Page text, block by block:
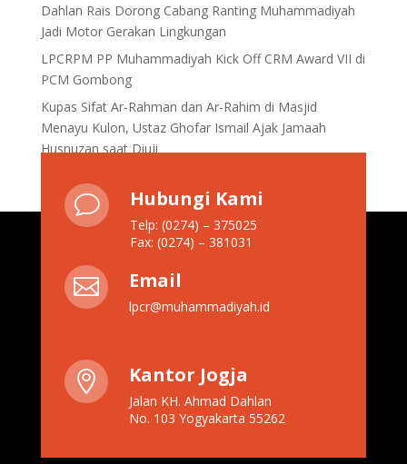
Dahlan Rais Dorong Cabang Ranting Muhammadiyah
Jadi Motor Gerakan Lingkungan
LPCRPM PP Muhammadiyah Kick Off CRM Award VII di
PCM Gombong
Kupas Sifat Ar-Rahman dan Ar-Rahim di Masjid
Menayu Kulon, Ustaz Ghofar Ismail Ajak Jamaah
Husnuzan saat Diuji
v Hubungi Kami
Telp: (0274) – 375025
Fax: (0274) – 381031
 Email
lpcr@muhammadiyah.id
 Kantor Jogja
Jalan KH. Ahmad Dahlan
No. 103 Yogyakarta 55262